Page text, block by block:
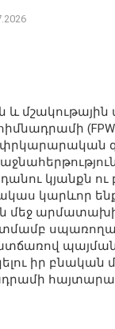
և
փրկարարական
կյանքն ու
կարևոր
մեջ
իր բնական